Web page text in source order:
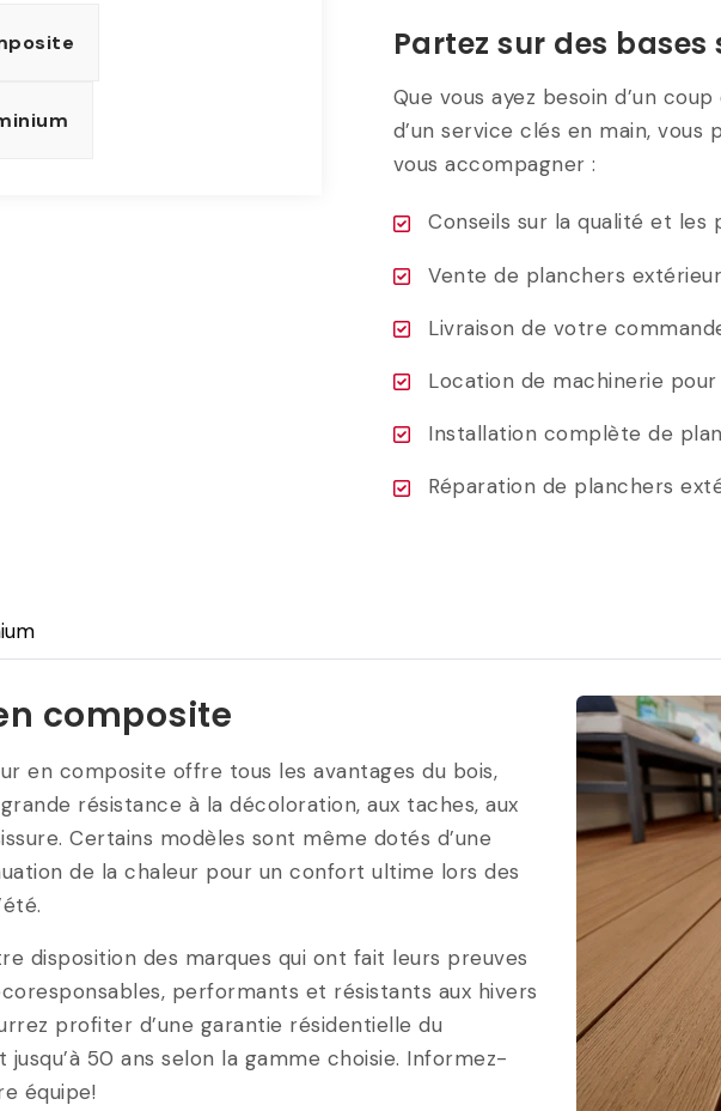
Partez sur des
Que vous ayez besoin d’un
d’un service clés en main,
vous accompagner :
Conseils sur la qualité et les
Vente de planchers
Livraison de votre
Location de machinerie
Installation complète de
Réparation de planchers
composite
en composite offre tous les avantages du bois,
résistance à la décoloration, aux taches, aux
Certains modèles sont même dotés d’une
de la chaleur pour un confort ultime lors des
disposition des marques qui ont fait leurs preuves
performants et résistants aux hivers
profiter d’une garantie résidentielle du
50 ans selon la gamme choisie. Informez-
équipe!